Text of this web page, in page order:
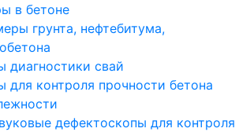
в бетоне
грунта, нефтебитума,
диагностики свай
для контроля прочности бетона
дефектоскопы для контроля